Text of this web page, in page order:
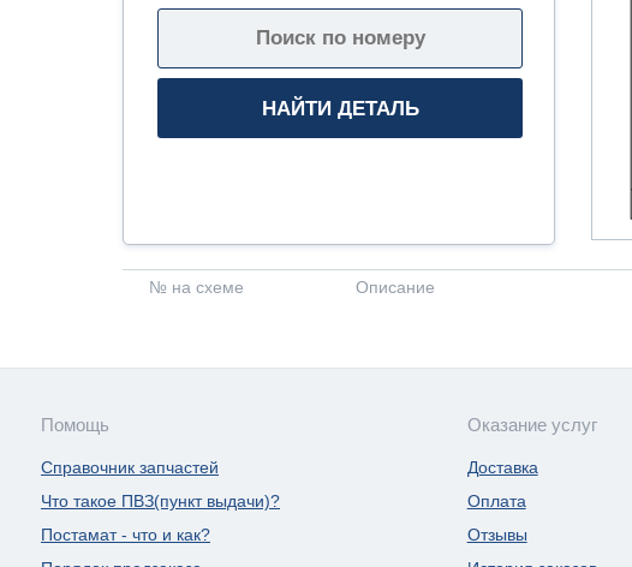
№ на схеме Описание
Помощь
Справочник запчастей
Что такое ПВЗ(пункт выдачи)?
Постамат - что и как?
Оказание услуг
Доставка
Оплата
Отзывы